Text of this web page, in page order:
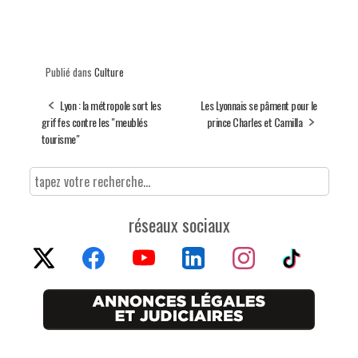
Publié dans Culture
Lyon : la métropole sort les
griffes contre les "meublés
tourisme"
Les Lyonnais se pâment pour le
prince Charles et Camilla
réseaux sociaux